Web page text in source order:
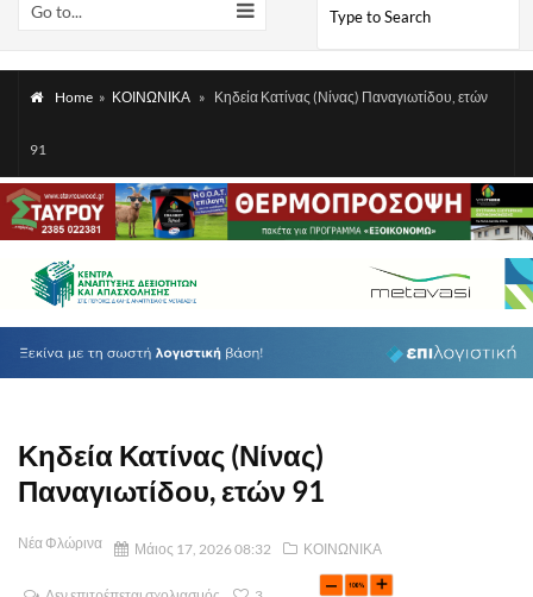
Go to...
Home » ΚΟΙΝΩΝΙΚΑ » Κηδεία Κατίνας (Νίνας) Παναγιωτίδου, ετών
91
Κηδεία Κατίνας (Νίνας)
Παναγιωτίδου, ετών 91
Νέα Φλώρινα Μάιος 17, 2026 08:32 ΚΟΙΝΩΝΙΚΑ